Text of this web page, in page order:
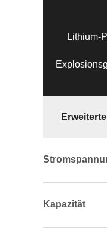
Lithium-
Kapazität